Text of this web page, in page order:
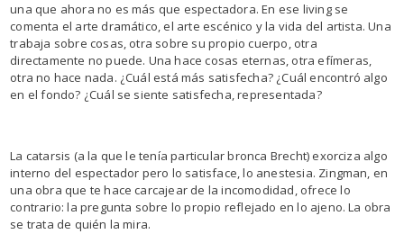
una que ahora no es más que espectadora. En ese living se
comenta el arte dramático, el arte escénico y la vida del artista. Una
trabaja sobre cosas, otra sobre su propio cuerpo, otra
directamente no puede. Una hace cosas eternas, otra efímeras,
otra no hace nada. ¿Cuál está más satisfecha? ¿Cuál encontró algo
en el fondo? ¿Cuál se siente satisfecha, representada?
La catarsis (a la que le tenía particular bronca Brecht) exorciza algo
interno del espectador pero lo satisface, lo anestesia. Zingman, en
una obra que te hace carcajear de la incomodidad, ofrece lo
contrario: la pregunta sobre lo propio reflejado en lo ajeno. La obra
se trata de quién la mira.